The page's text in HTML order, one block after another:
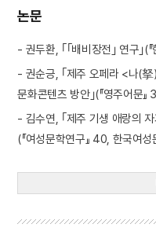
논문
- 권두환, ｢｢배비장전｣ 연구｣(
- 권순긍, ｢제주 오페라 <나(
문화콘텐츠 방안｣(『영주어문
- 김수연, ｢제주 기생 애랑의
(『여성문학연구』 40, 한국여